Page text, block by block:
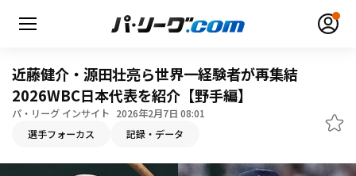
無料アカウント登録
近藤健介・源田壮亮ら世界一経験者が再集結
2026WBC日本代表を紹介【野手編】
パ・リーグ インサイト 2026年2月7日 08:01
選手フォーカス 記録・データ